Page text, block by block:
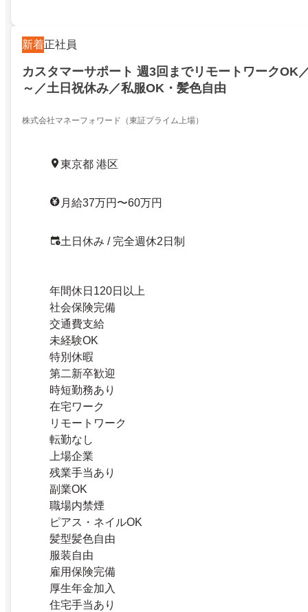
新着正社員
カスタマーサポート 週3回までリモートワークOK
～／土日祝休み／私服OK・髪色自由
株式会社マネーフォワード（東証プライム上場）
東京都 港区
月給37万円〜60万円
土日休み / 完全週休2日制
年間休日120日以上
社会保険完備
交通費支給
未経験OK
特別休暇
第二新卒歓迎
時短勤務あり
在宅ワーク
リモートワーク
転勤なし
上場企業
残業手当あり
副業OK
職場内禁煙
ピアス・ネイルOK
髪型髪色自由
服装自由
雇用保険完備
厚生年金加入
住宅手当あり